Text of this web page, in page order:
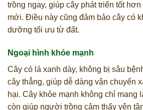
trồng ngay, giúp cây phát triển tốt
mới. Điều này cũng đảm bảo cây có
dưỡng tối ưu từ đất.
Ngoại hình khỏe mạnh
Cây có lá xanh dày, không bị sâu
cây thẳng, giúp dễ dàng vận chuyển
hại. Cây khỏe mạnh không chỉ mang
còn giúp người trồng cảm thấy yên